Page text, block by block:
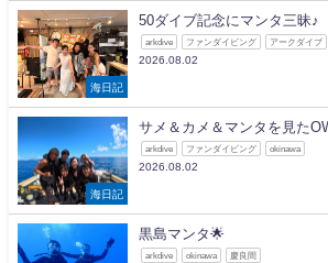
海日記
50ダイブ記念にマンタ三昧♪
arkdive ファンダイビング アークダイブ
2026.08.02
海日記
サメ＆カメ＆マンタを見た
arkdive ファンダイビング okinawa
2026.08.02
黒島マンタ🌟
arkdive okinawa 慶良間